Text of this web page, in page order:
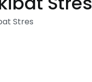
Stres